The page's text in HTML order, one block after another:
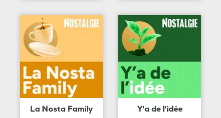
La Nosta Family Y'a de l'idée